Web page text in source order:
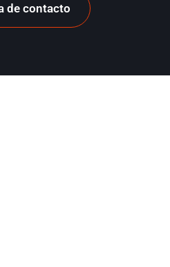
de contacto